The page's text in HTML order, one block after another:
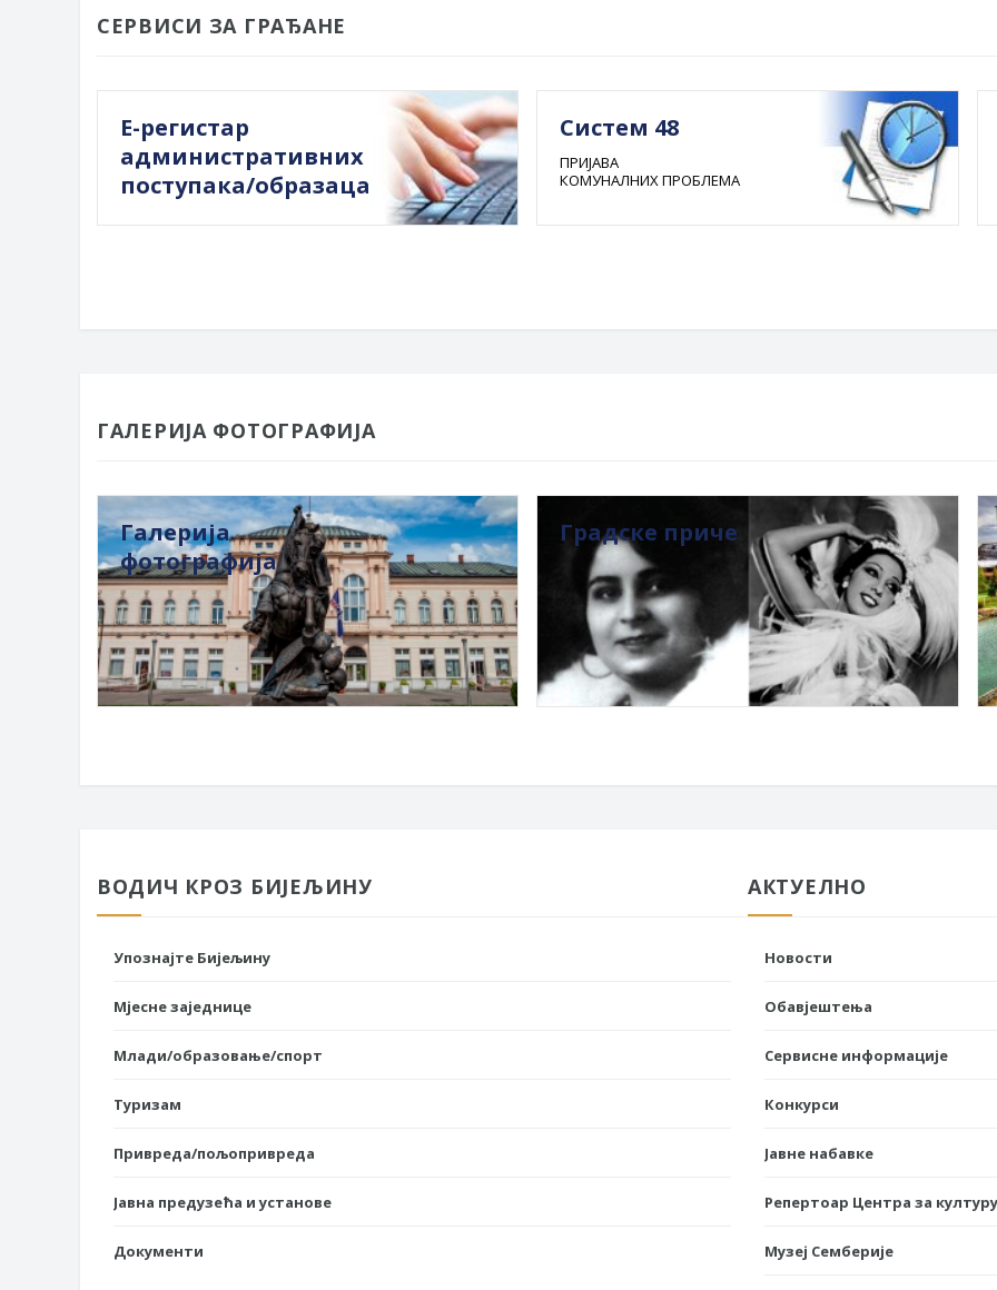
СЕРВИСИ ЗА ГРАЂАНЕ
Е-регистар
административних
поступака/образаца
Систем 48
ПРИЈАВА
КОМУНАЛНИХ ПРОБЛЕМА
ГАЛЕРИЈА ФОТОГРАФИЈА
Галерија
фотографија
Градске приче
ВОДИЧ КРОЗ БИЈЕЉИНУ
Упознајте Бијељину
Мјесне заједнице
Млади/образовање/спорт
Туризам
Привреда/пољопривреда
Јавна предузећа и установе
Документи
АКТУЕЛНО
Новости
Обавјештења
Сервисне информације
Конкурси
Јавне набавке
Репертоар Центра за
Музеј Семберије